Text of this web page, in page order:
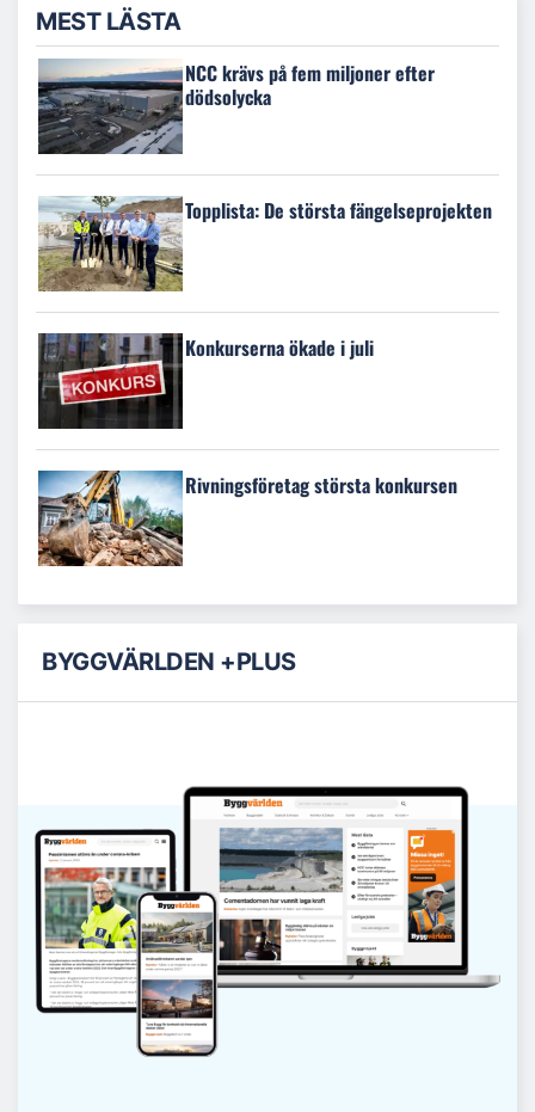
MEST LÄSTA
NCC krävs på fem miljoner efter
dödsolycka
Topplista: De största fängelseprojekten
Konkurserna ökade i juli
Rivningsföretag största konkursen
BYGGVÄRLDEN +PLUS